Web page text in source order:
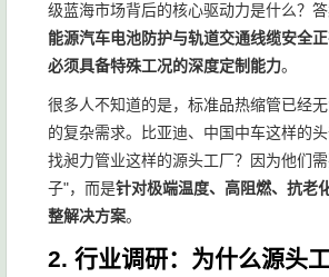
级蓝海市场背后的核心驱动力是什么？
能源汽车电池防护与轨道交通线缆安全
必须具备特殊工况的深度定制能力。
很多人不知道的是，标准品热缩管已经
的复杂需求。比亚迪、中国中车这样的
找昶力管业这样的源头工厂？因为他们
子"，而是针对极端温度、高阻燃、抗老
整解决方案。
2. 行业调研：为什么源头